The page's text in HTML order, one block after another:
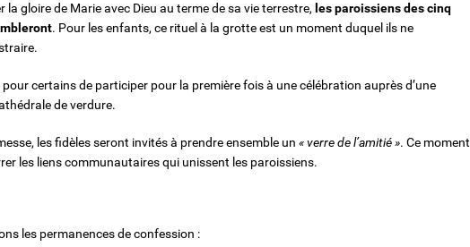
la gloire de Marie avec Dieu au terme de sa vie terrestre, les paroissiens des cinq
. Pour les enfants, ce rituel à la grotte est un moment duquel ils ne
pour certains de participer pour la première fois à une célébration auprès d’une
de verdure.
les fidèles seront invités à prendre ensemble un « verre de l’amitié ». Ce moment
les liens communautaires qui unissent les paroissiens.
les permanences de confession :